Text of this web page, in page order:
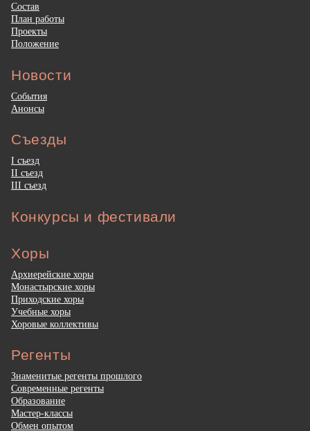
Состав
План работы
Проекты
Положение
Новости
События
Анонсы
Съезды
I съезд
II съезд
III съезд
Конкурсы и фестивали
Хоры
Архиерейские хоры
Монастырские хоры
Приходские хоры
Учебные хоры
Хоровые коллективы
Регенты
Знаменитые регенты прошлого
Современные регенты
Образование
Мастер-классы
Обмен опытом